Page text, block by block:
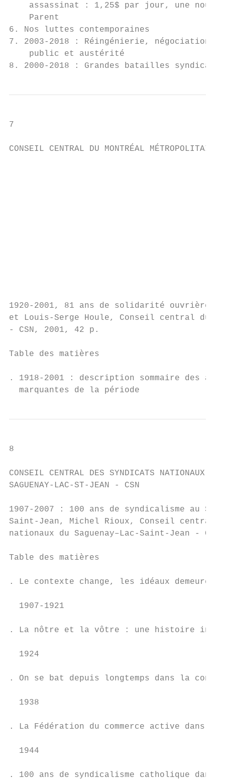
assassinat : 1,25$ par jour, une
Parent
6. Nos luttes contemporaines
7. 2003-2018 : Réingénierie,
    public et austérité
8. 2000-2018 : Grandes batailles syndicales
7
CONSEIL CENTRAL DU MONTRÉAL
1920-2001, 81 ans de solidarité
et Louis-Serge Houle, Conseil central du
- CSN, 2001, 42 p.
Table des matières
. 1918-2001 : description sommaire des
  marquantes de la période
8
CONSEIL CENTRAL DES SYNDICATS NATIONAUX DU
SAGUENAY-LAC-ST-JEAN - CSN
1907-2007 : 100 ans de syndicalisme au
Saint-Jean, Michel Rioux, Conseil central
nationaux du Saguenay–Lac-Saint-Jean -
Table des matières
. Le contexte change, les idéaux
  1907-1921
. La nôtre et la vôtre : une histoire
  1924
. On se bat depuis longtemps dans la
  1938
. La Fédération du commerce active dans
  1944
. 100 ans de syndicalisme catholique dans